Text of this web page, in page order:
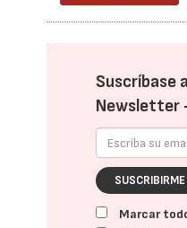
Suscríbase
Newsletter
Marcar